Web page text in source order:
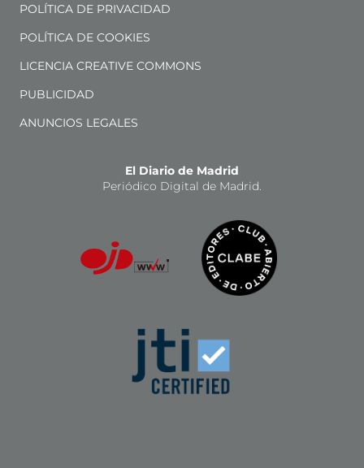
POLÍTICA DE PRIVACIDAD
POLÍTICA DE COOKIES
LICENCIA CREATIVE COMMONS
PUBLICIDAD
ANUNCIOS LEGALES
El Diario de Madrid
Periódico Digital de Madrid.